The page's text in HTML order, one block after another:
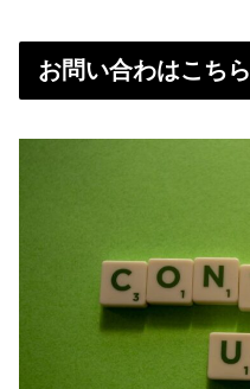
お問い合わはこちら